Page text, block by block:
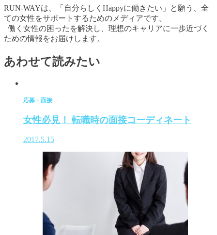
RUN-WAYは、「自分らしくHappyに働きたい」と願う、全
ての女性をサポートするためのメディアです。
働く女性の困ったを解決し、理想のキャリアに一歩近づく
ための情報をお届けします。
あわせて読みたい
応募・面接
女性必見！ 転職時の面接コーディネート
2017.5.15